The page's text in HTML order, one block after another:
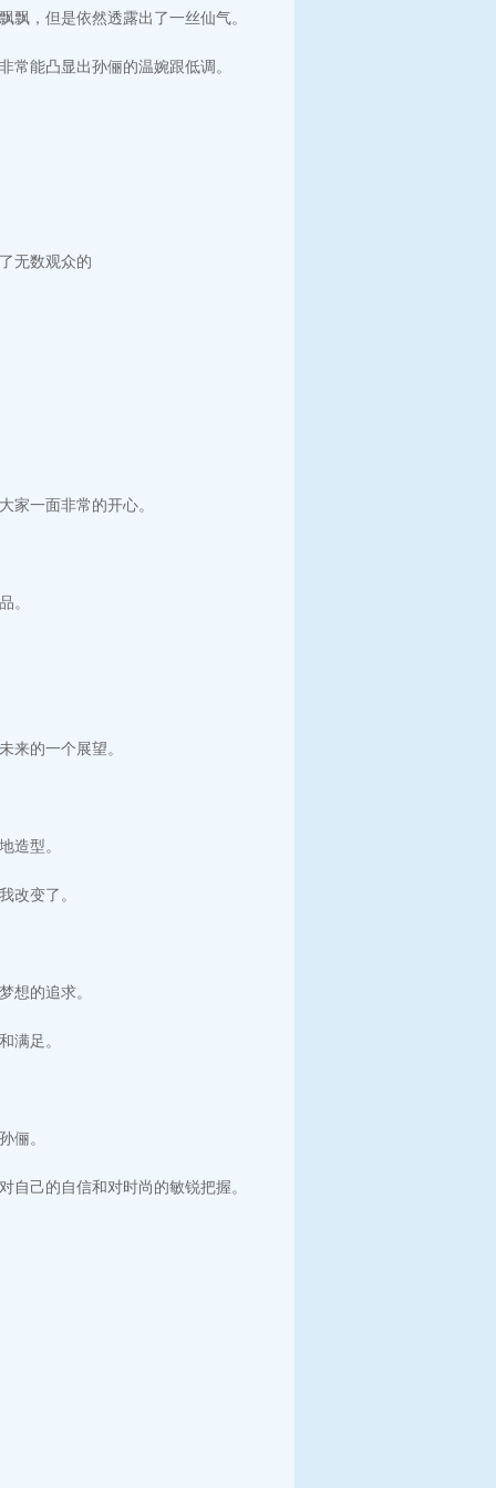
飘，但是依然透露出了一丝仙气。
常能凸显出孙俪的温婉跟低调。
无数观众的
家一面非常的开心。
。
来的一个展望。
造型。
改变了。
想的追求。
满足。
俪。
自己的自信和对时尚的敏锐把握。